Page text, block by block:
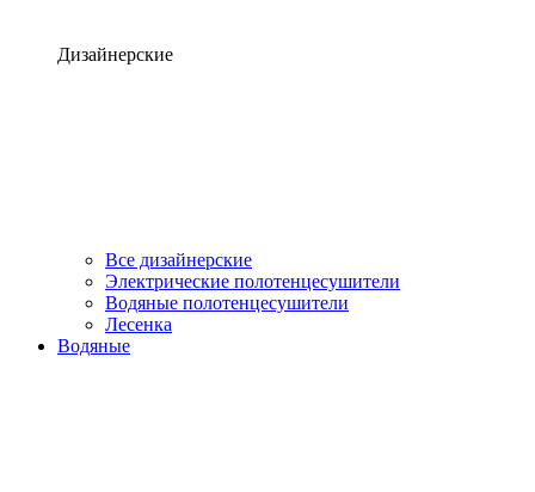
Дизайнерские
Все дизайнерские
Электрические полотенцесушители
Водяные полотенцесушители
Лесенка
Водяные